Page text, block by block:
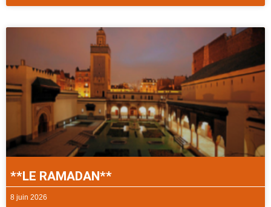
**LE RAMADAN**
8 juin 2026